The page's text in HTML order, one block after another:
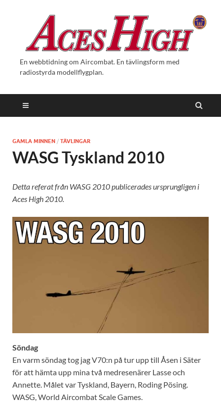
En webbtidning om Aircombat. En tävlingsform med
radiostyrda modellflygplan.
GAMLA MINNEN / TÄVLINGAR
WASG Tyskland 2010
Detta referat från WASG 2010 publicerades ursprungligen i
Aces High 2010.
Söndag
En varm söndag tog jag V70:n på tur upp till Åsen i Säter
för att hämta upp mina två medresenärer Lasse och
Annette. Målet var Tyskland, Bayern, Roding Pösing.
WASG, World Aircombat Scale Games.